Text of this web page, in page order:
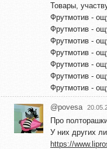
Товары,
Фрутмотив -
Фрутмотив -
Фрутмотив -
Фрутмотив -
Фрутмотив -
Фрутмотив -
Фрутмотив -
@povesa
Про
У них других
https://